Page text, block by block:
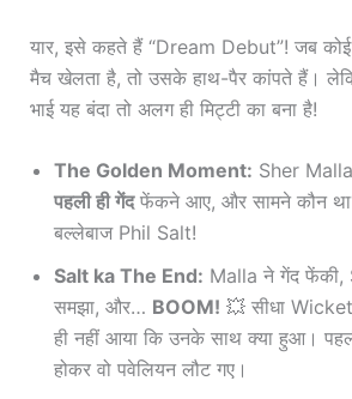
यार, इसे कहते हैं “Dream Debut”! जब कोई
मैच खेलता है, तो उसके हाथ-पैर कांपते हैं।
भाई यह बंदा तो अलग ही मिट्टी का बना है!
The Golden Moment: Sher
पहली ही गेंदफेंकने आए, और सामने कौन
बल्लेबाज Phil Salt!
Salt ka The End: Malla ने गेंद फेंकी,
समझा, और… BOOM! 💥 सीधा
ही नहीं आया कि उनके साथ क्या हुआ।
होकर वो पवेलियन लौट गए।